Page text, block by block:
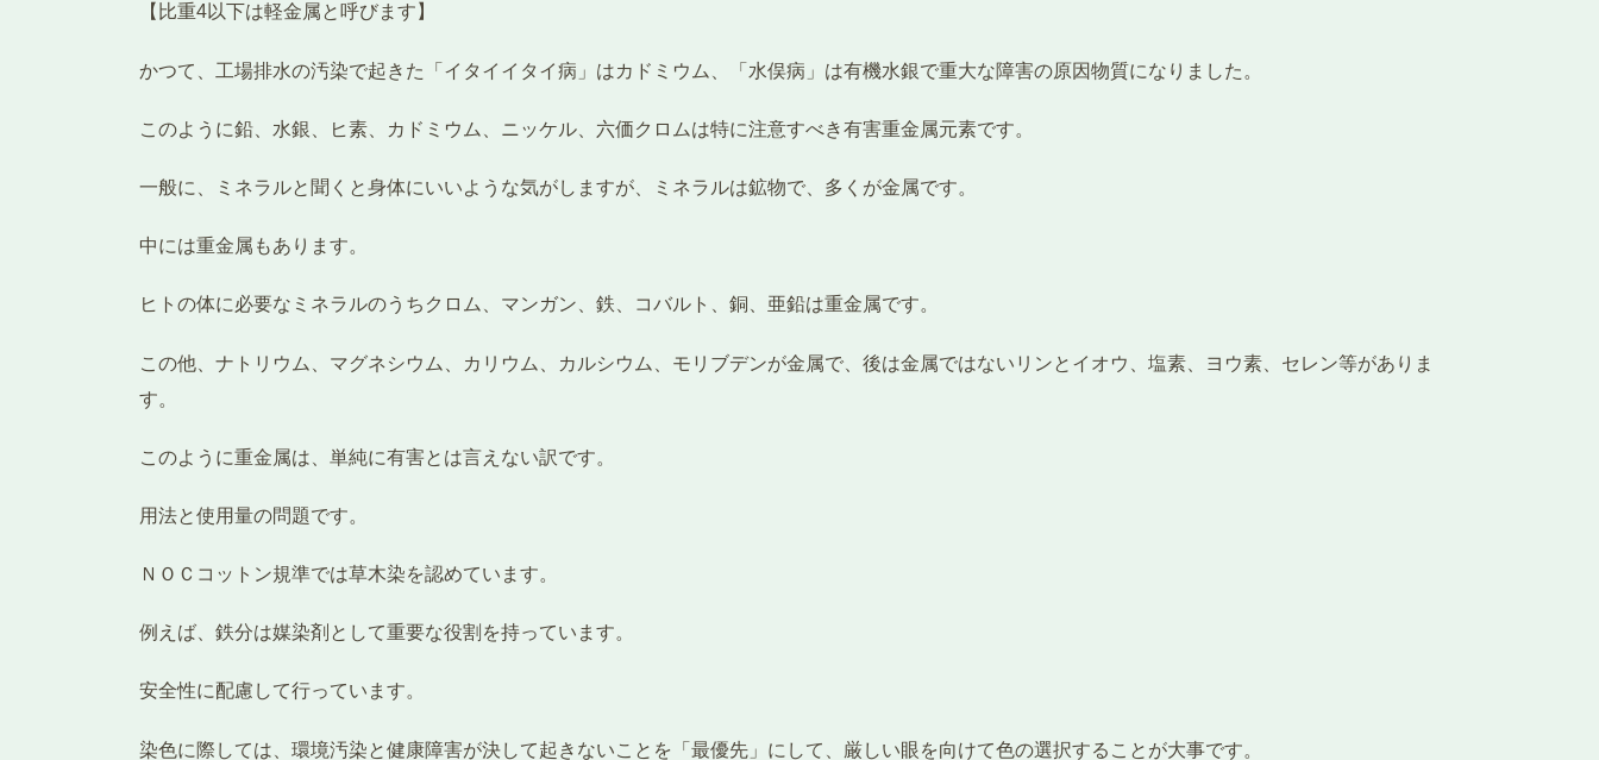
【比重4以下は軽金属と呼びます】
かつて、工場排水の汚染で起きた「イタイイタイ病」はカドミウム、「水俣病」は有機水銀で重大な障害の原因物質になりました。
このように鉛、水銀、ヒ素、カドミウム、ニッケル、六価クロムは特に注意すべき有害重金属元素です。
一般に、ミネラルと聞くと身体にいいような気がしますが、ミネラルは鉱物で、多くが金属です。
中には重金属もあります。
ヒトの体に必要なミネラルのうちクロム、マンガン、鉄、コバルト、銅、亜鉛は重金属です。
この他、ナトリウム、マグネシウム、カリウム、カルシウム、モリブデンが金属で、後は金属ではないリンとイオウ、塩素、ヨウ素、セレン等がありま
す。
このように重金属は、単純に有害とは言えない訳です。
用法と使用量の問題です。
ＮＯＣコットン規準では草木染を認めています。
例えば、鉄分は媒染剤として重要な役割を持っています。
安全性に配慮して行っています。
染色に際しては、環境汚染と健康障害が決して起きないことを「最優先」にして、厳しい眼を向けて色の選択することが大事です。